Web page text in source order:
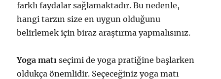
farklı faydalar sağlamaktadır. Bu nedenle,
hangi tarzın size en uygun olduğunu
belirlemek için biraz araştırma yapmalısınız.
Yoga matı seçimi de yoga pratiğine başlarken
oldukça önemlidir. Seçeceğiniz yoga matı